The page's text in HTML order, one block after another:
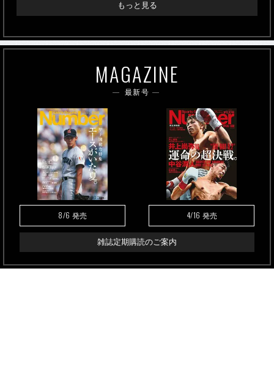
もっと見る
MAGAZINE
最新号
8/6 発売 4/16 発売
雑誌定期購読のご案内